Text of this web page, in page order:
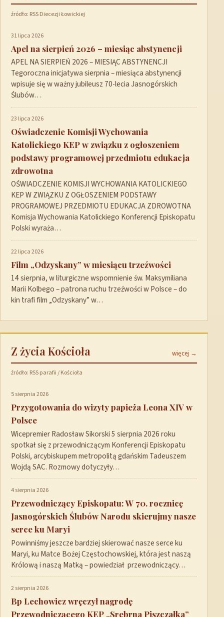
źródło: RSS Diecezji Łowickiej
31 lipca 2026
Apel na sierpień 2026 – miesiąc abstynencji
APEL NA SIERPIEŃ 2026 – MIESIĄC ABSTYNENCJI
Tegoroczna inicjatywa sierpnia – miesiąca abstynencji
wpisuje się w ważny jubileusz 70-lecia Jasnogórskich
Ślubów…
23 lipca 2026
Oświadczenie Komisji Wychowania
Katolickiego KEP w związku z ogłoszeniem
podstawy programowej przedmiotu edukacja
zdrowotna
OŚWIADCZENIE KOMISJI WYCHOWANIA KATOLICKIEGO
KEP W ZWIĄZKU Z OGŁOSZENIEM PODSTAWY
PROGRAMOWEJ PRZEDMIOTU EDUKACJA ZDROWOTNA
Komisja Wychowania Katolickiego Konferencji Episkopatu
Polski wyraża…
22 lipca 2026
Film „Odzyskany” w miesiącu trzeźwości
14 sierpnia, w liturgiczne wspomnienie św. Maksymiliana
Marii Kolbego – patrona ruchu trzeźwości w Polsce – do
kin trafi film „Odzyskany” w…
Z życia Kościoła więcej →
źródło: RSS parafii / Kościoła
5 sierpnia 2026
Przygotowania do wizyty papieża Leona XIV w
Polsce
Wicepremier Radosław Sikorski 5 sierpnia 2026 roku
spotkał się z przewodniczącym Konferencji Episkopatu
Polski, arcybiskupem metropolitą gdańskim Tadeuszem
Wojdą SAC. Rozmowy dotyczyły…
4 sierpnia 2026
Przewodniczący Episkopatu: W 70. rocznicę
Jasnogórskich Ślubów Narodu skierujmy nasze
serce ku Maryi
Powinniśmy jeszcze bardziej skierować nasze serce ku
Maryi, ku Matce Bożej Częstochowskiej, która jest naszą
Królową i naszą Matką – powiedział przewodniczący…
2 sierpnia 2026
Bp Lechowicz wręczył nagrodę
Przewodniczącego KEP „Srebrna Piszczałka”